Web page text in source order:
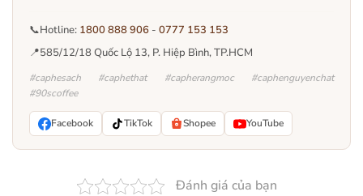
📞Hotline: 1800 888 906 - 0777 153 153
📍585/12/18 Quốc Lộ 13, P. Hiệp Bình, TP.HCM
#caphesach #caphethat #capherangmoc #caphenguyenchat
#90scoffee
Facebook TikTok Shopee YouTube
Đánh giá của bạn